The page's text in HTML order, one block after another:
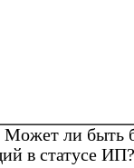
Может ли быть
в статусе ИП?